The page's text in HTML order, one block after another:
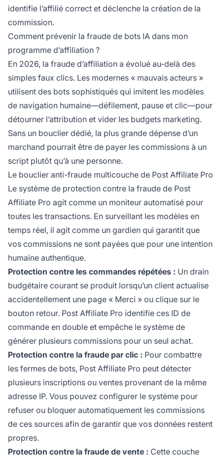
identifie l’affilié correct et déclenche la création de la
commission.
Comment prévenir la fraude de bots IA dans mon
programme d’affiliation ?
En 2026, la fraude d’affiliation a évolué au-delà des
simples faux clics. Les modernes « mauvais acteurs »
utilisent des bots sophistiqués qui imitent les modèles
de navigation humaine—défilement, pause et clic—pour
détourner l’attribution et vider les budgets marketing.
Sans un bouclier dédié, la plus grande dépense d’un
marchand pourrait être de payer les commissions à un
script plutôt qu’à une personne.
Le bouclier anti-fraude multicouche de Post Affiliate Pro
Le système de protection contre la fraude de Post
Affiliate Pro agit comme un moniteur automatisé pour
toutes les transactions. En surveillant les modèles en
temps réel, il agit comme un gardien qui garantit que
vos commissions ne sont payées que pour une intention
humaine authentique.
Protection contre les commandes répétées : Un drain
budgétaire courant se produit lorsqu’un client actualise
accidentellement une page « Merci » ou clique sur le
bouton retour. Post Affiliate Pro identifie ces ID de
commande en double et empêche le système de
générer plusieurs commissions pour un seul achat.
Protection contre la fraude par clic : Pour combattre
les fermes de bots, Post Affiliate Pro peut détecter
plusieurs inscriptions ou ventes provenant de la même
adresse IP. Vous pouvez configurer le système pour
refuser ou bloquer automatiquement les commissions
de ces sources afin de garantir que vos données restent
propres.
Protection contre la fraude de vente : Cette couche